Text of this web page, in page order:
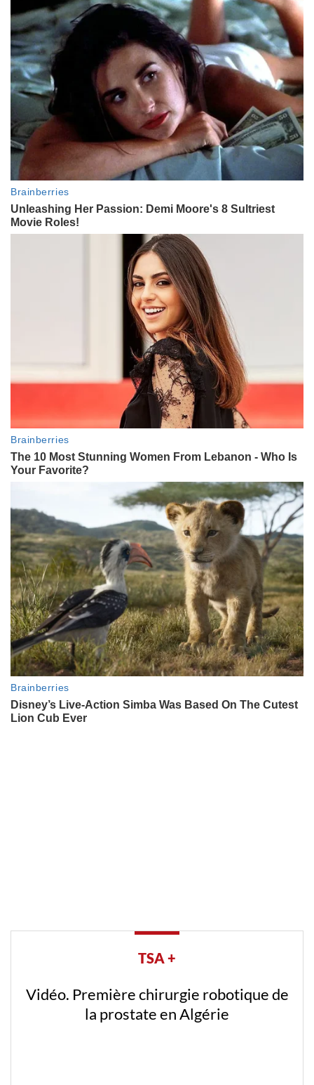
TSA +
Vidéo. Première chirurgie robotique de
la prostate en Algérie